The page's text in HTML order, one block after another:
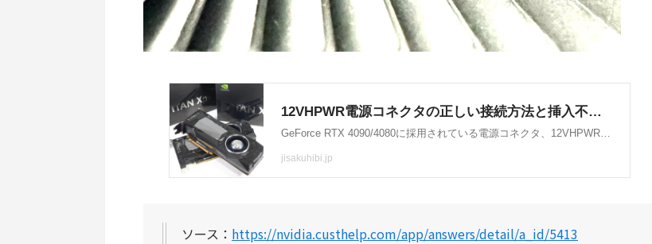
ソース： https://nvidia.custhelp.com/app/answers/detail/a_id/5413